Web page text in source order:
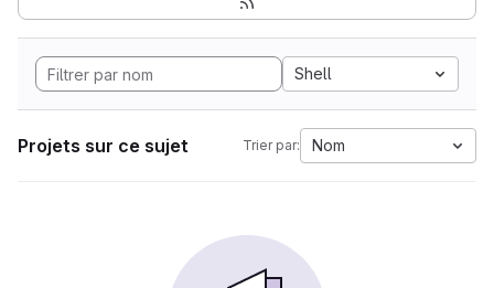
Shell
Projets sur ce sujet Trier par: Nom